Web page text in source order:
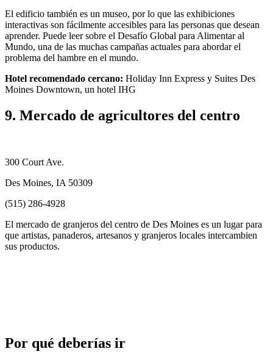
El edificio también es un museo, por lo que las exhibiciones
interactivas son fácilmente accesibles para las personas que desean
aprender. Puede leer sobre el Desafío Global para Alimentar al
Mundo, una de las muchas campañas actuales para abordar el
problema del hambre en el mundo.
Hotel recomendado cercano: Holiday Inn Express y Suites Des
Moines Downtown, un hotel IHG
9. Mercado de agricultores del centro
300 Court Ave.
Des Moines, IA 50309
(515) 286-4928
El mercado de granjeros del centro de Des Moines es un lugar para
que artistas, panaderos, artesanos y granjeros locales intercambien
sus productos.
Por qué deberías ir